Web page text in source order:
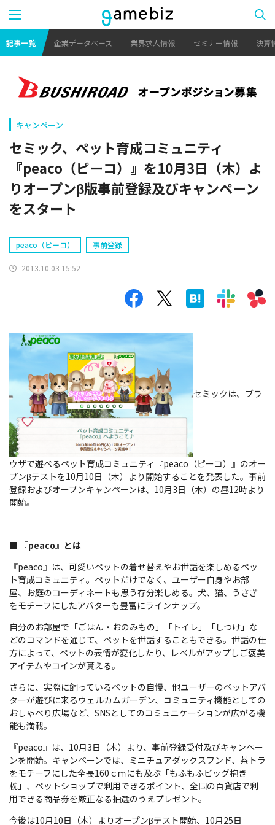
記事一覧 企業データベース 業界求人情報 セミナー情報 決算
キャンペーン
セミック、ペット育成コミュニティ
『peaco（ピーコ）』を10月3日（木）よ
りオープンβ版事前登録及びキャンペーン
をスタート
peaco（ピーコ） 事前登録
2013.10.03 15:52
セミックは、ブラ
ウザで遊べるペット育成コミュニティ『peaco（ピーコ）』のオー
プンβテストを10月10日（木）より開始することを発表した。事前
登録およびオープンキャンペーンは、10月3日（木）の昼12時より
開始。
■ 『peaco』とは
『peaco』は、可愛いペットの着せ替えやお世話を楽しめるペッ
ト育成コミュニティ。ペットだけでなく、ユーザー自身やお部
屋、お庭のコーディネートも思う存分楽しめる。犬、猫、うさぎ
をモチーフにしたアバターも豊富にラインナップ。
自分のお部屋で「ごはん・おのみもの」「トイレ」「しつけ」な
どのコマンドを通じて、ペットを世話することもできる。世話の仕
方によって、ペットの表情が変化したり、レベルがアップしご褒美
アイテムやコインが貰える。
さらに、実際に飼っているペットの自慢、他ユーザーのペットアバ
ターが遊びに来るウェルカムガーデン、コミュニティ機能としての
おしゃべり広場など、SNSとしてのコミュニケーションが広がる機
能も満載。
『peaco』は、10月3日（木）より、事前登録受付及びキャンペー
ンを開始。キャンペーンでは、ミニチュアダックスフンド、茶トラ
をモチーフにした全長160ｃｍにも及ぶ「もふもふビッグ抱き
枕」、ペットショップで利用できるポイント、全国の百貨店で利
用できる商品券を厳正なる抽選のうえプレゼント。
今後は10月10日（木）よりオープンβテスト開始、10月25日